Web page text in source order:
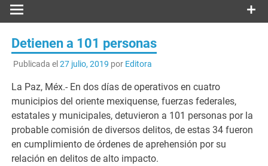
Detienen a 101 personas
Publicada el 27 julio, 2019 por Editora
La Paz, Méx.- En dos días de operativos en cuatro
municipios del oriente mexiquense, fuerzas federales,
estatales y municipales, detuvieron a 101 personas por la
probable comisión de diversos delitos, de estas 34 fueron
en cumplimiento de órdenes de aprehensión por su
relación en delitos de alto impacto.